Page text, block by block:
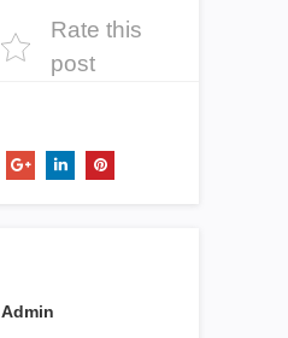
Rate this
post
Admin